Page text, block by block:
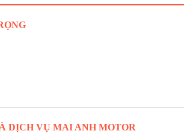
DỊCH VỤ MAI ANH MOTOR